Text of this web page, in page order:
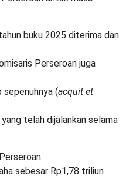
buku 2025 diterima dan
Perseroan juga
(acquit et
telah dijalankan selama
sebesar Rp1,78 triliun